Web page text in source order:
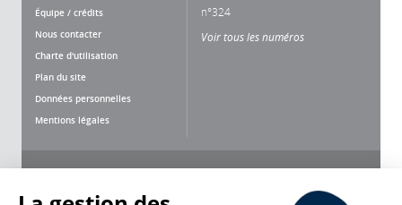
Équipe / crédits
Nous contacter
Charte d'utilisation
Plan du site
Données personnelles
Mentions légales
n°324
Voir tous les numéros